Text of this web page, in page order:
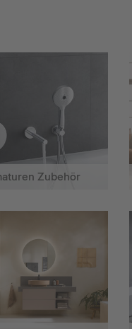
Zubehör